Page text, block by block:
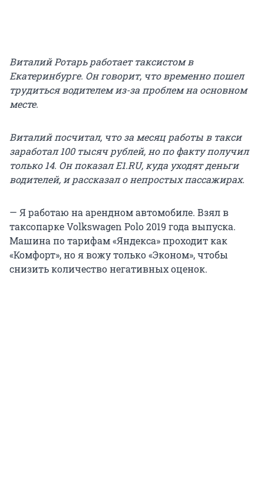
Виталий Ротарь работает таксистом в
Екатеринбурге. Он говорит, что временно пошел
трудиться водителем из-за проблем на основном
месте.
Виталий посчитал, что за месяц работы в такси
заработал 100 тысяч рублей, но по факту получил
только 14. Он показал Е1.RU, куда уходят деньги
водителей, и рассказал о непростых пассажирах.
— Я работаю на арендном автомобиле. Взял в
таксопарке Volkswagen Polo 2019 года выпуска.
Машина по тарифам «Яндекса» проходит как
«Комфорт», но я вожу только «Эконом», чтобы
снизить количество негативных оценок.